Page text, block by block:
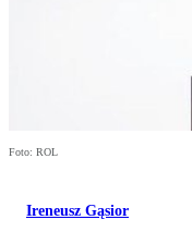
Foto: ROL
Ireneusz Gąsior